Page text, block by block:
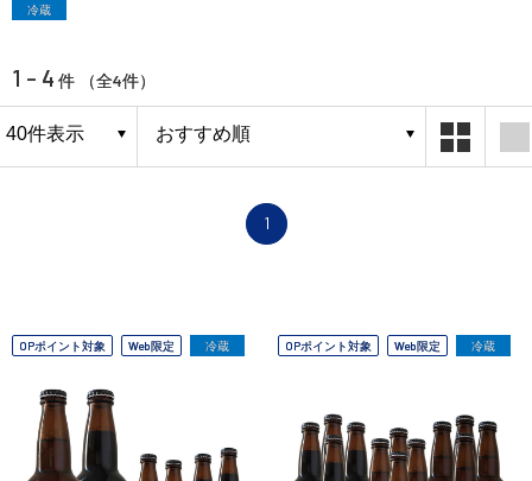
冷蔵
1 - 4 件 （全4件）
1
OPポイント対象 Web限定 冷蔵 OPポイント対象 Web限定 冷蔵